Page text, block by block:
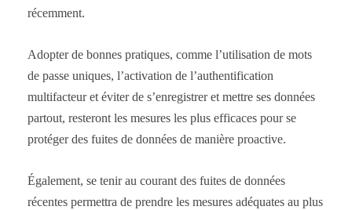
récemment.
Adopter de bonnes pratiques, comme l’utilisation de mots
de passe uniques, l’activation de l’authentification
multifacteur et éviter de s’enregistrer et mettre ses données
partout, resteront les mesures les plus efficaces pour se
protéger des fuites de données de manière proactive.
Également, se tenir au courant des fuites de données
récentes permettra de prendre les mesures adéquates au plus